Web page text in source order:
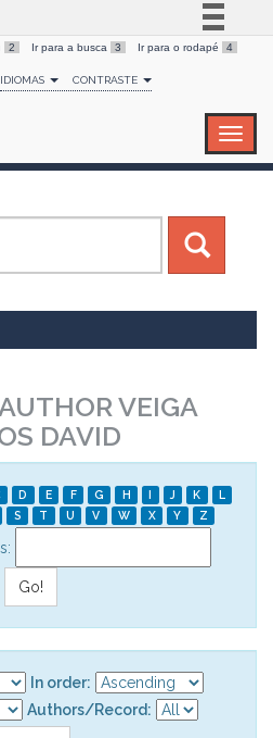
Simplifique!
Comunica BR
Canais
2 Ir para a busca 3 Ir para o rodapé 4
IDIOMAS CONTRASTE
VEIGA
DAVID
D E F G H I J K
L
S T U V W X Y Z
In order:
Authors/Record: